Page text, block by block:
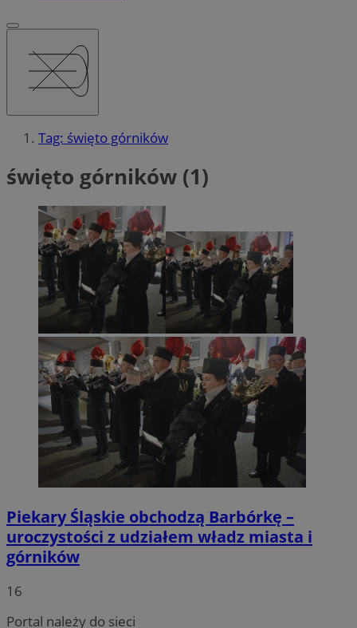
Tag: święto górników
święto górników (1)
Piekary Śląskie obchodzą Barbórkę –
uroczystości z udziałem władz miasta i
górników
16
Portal należy do sieci